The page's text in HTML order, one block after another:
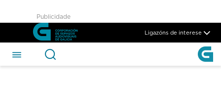
Skip to Main Content
CSAG Viva - CSAG
Publicidade
Ligazóns de interese